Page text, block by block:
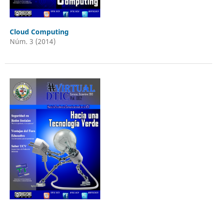
Cloud Computing
Núm. 3 (2014)